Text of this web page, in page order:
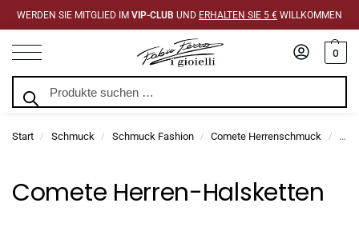
WERDEN SIE MITGLIED IM VIP-CLUB UND ERHALTEN SIE 5 € WILLKOMMEN
0
Start / Schmuck / Schmuck Fashion / Comete Herrenschmuck /
Comete Herren-Halsketten